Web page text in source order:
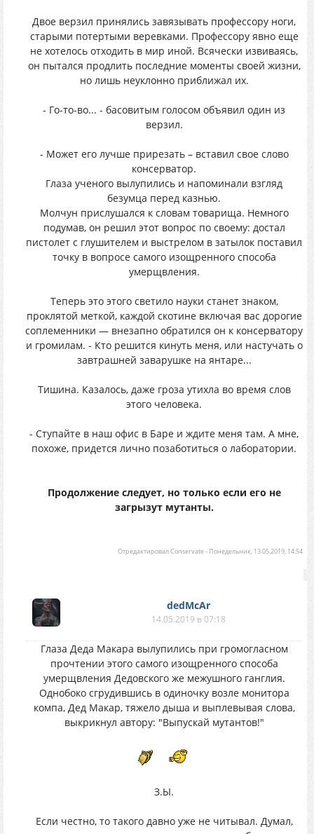
Двое верзил принялись завязывать профессору ноги,
старыми потертыми веревками. Профессору явно еще
не хотелось отходить в мир иной. Всячески извиваясь,
он пытался продлить последние моменты своей жизни,
но лишь неуклонно приближал их.
- Го-то-во... - басовитым голосом объявил один из
верзил.
- Может его лучше прирезать – вставил свое слово
консерватор.
Глаза ученого вылупились и напоминали взгляд
безумца перед казнью.
Молчун прислушался к словам товарища. Немного
подумав, он решил этот вопрос по своему: достал
пистолет с глушителем и выстрелом в затылок поставил
точку в вопросе самого изощренного способа
умерщвления.
Теперь это этого светило науки станет знаком,
проклятой меткой, каждой скотине включая вас дорогие
соплеменники — внезапно обратился он к консерватору
и громилам. - Кто решится кинуть меня, или настучать о
завтрашней заварушке на янтаре...
Тишина. Казалось, даже гроза утихла во время слов
этого человека.
- Ступайте в наш офис в Баре и ждите меня там. А мне,
похоже, придется лично позаботиться о лаборатории.
Продолжение следует, но только если его не
загрызут мутанты.
ОтредактировалConservate- Понедельник, 13.05.2019, 14:54
dedMcAr
14.05.2019 в 07:18
Глаза Деда Макара вылупились при громогласном
прочтении этого самого изощренного способа
умерщвления Дедовского же межушного ганглия.
Однобоко сгрудившись в одиночку возле монитора
компа, Дед Макар, тяжело дыша и выплевывая слова,
выкрикнул автору: "Выпускай мутантов!"
З.Ы.
Если честно, то такого давно уже не читывал. Думал,